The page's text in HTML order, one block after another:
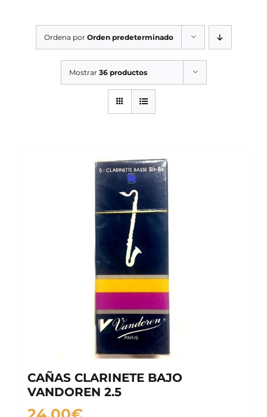
SERVICIOS TALLER
OCASIÓN
Ordena por Orden predeterminado
Mostrar 36 productos
CAÑAS CLARINETE BAJO
VANDOREN 2.5